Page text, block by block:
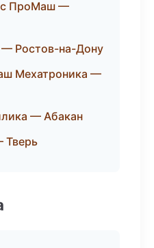
ПроМаш —
Ростов-на-Дону
Мехатроника —
— Абакан
Тверь